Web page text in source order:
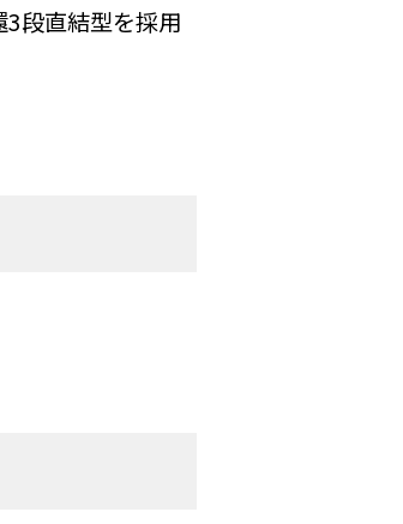
段直結型を採用